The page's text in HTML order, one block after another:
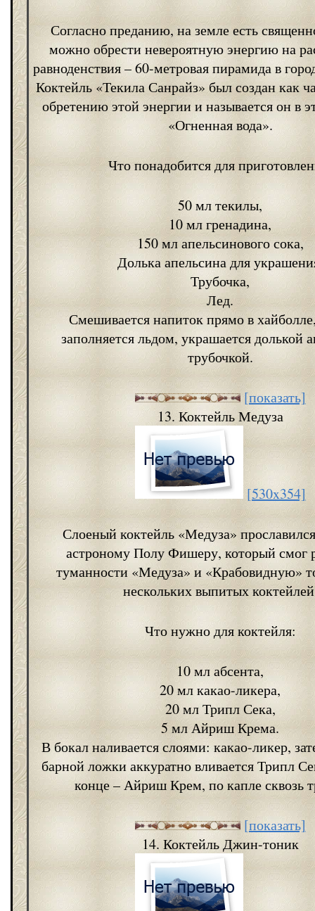
Согласно преданию, на земле есть
можно обрести невероятную энергию на
равноденствия – 60-метровая пирамида в
Коктейль «Текила Санрайз» был создан как
обретению этой энергии и называется он в
«Огненная вода».
Что понадобится для
50 мл текилы,
10 мл гренадина,
150 мл апельсинового сока,
Долька апельсина для
Трубочка,
Лед.
Смешивается напиток прямо в
заполняется льдом, украшается долькой
трубочкой.
[показать]
13. Коктейль Медуза
[530x354]
Слоеный коктейль «Медуза»
астроному Полу Фишеру, который смог
туманности «Медуза» и «Крабовидную»
нескольких выпитых
Что нужно для коктейля:
10 мл абсента,
20 мл какао-ликера,
20 мл Трипл Сека,
5 мл Айриш Крема.
В бокал наливается слоями: какао-ликер,
барной ложки аккуратно вливается Трипл
конце – Айриш Крем, по капле сквозь
[показать]
14. Коктейль Джин-тоник